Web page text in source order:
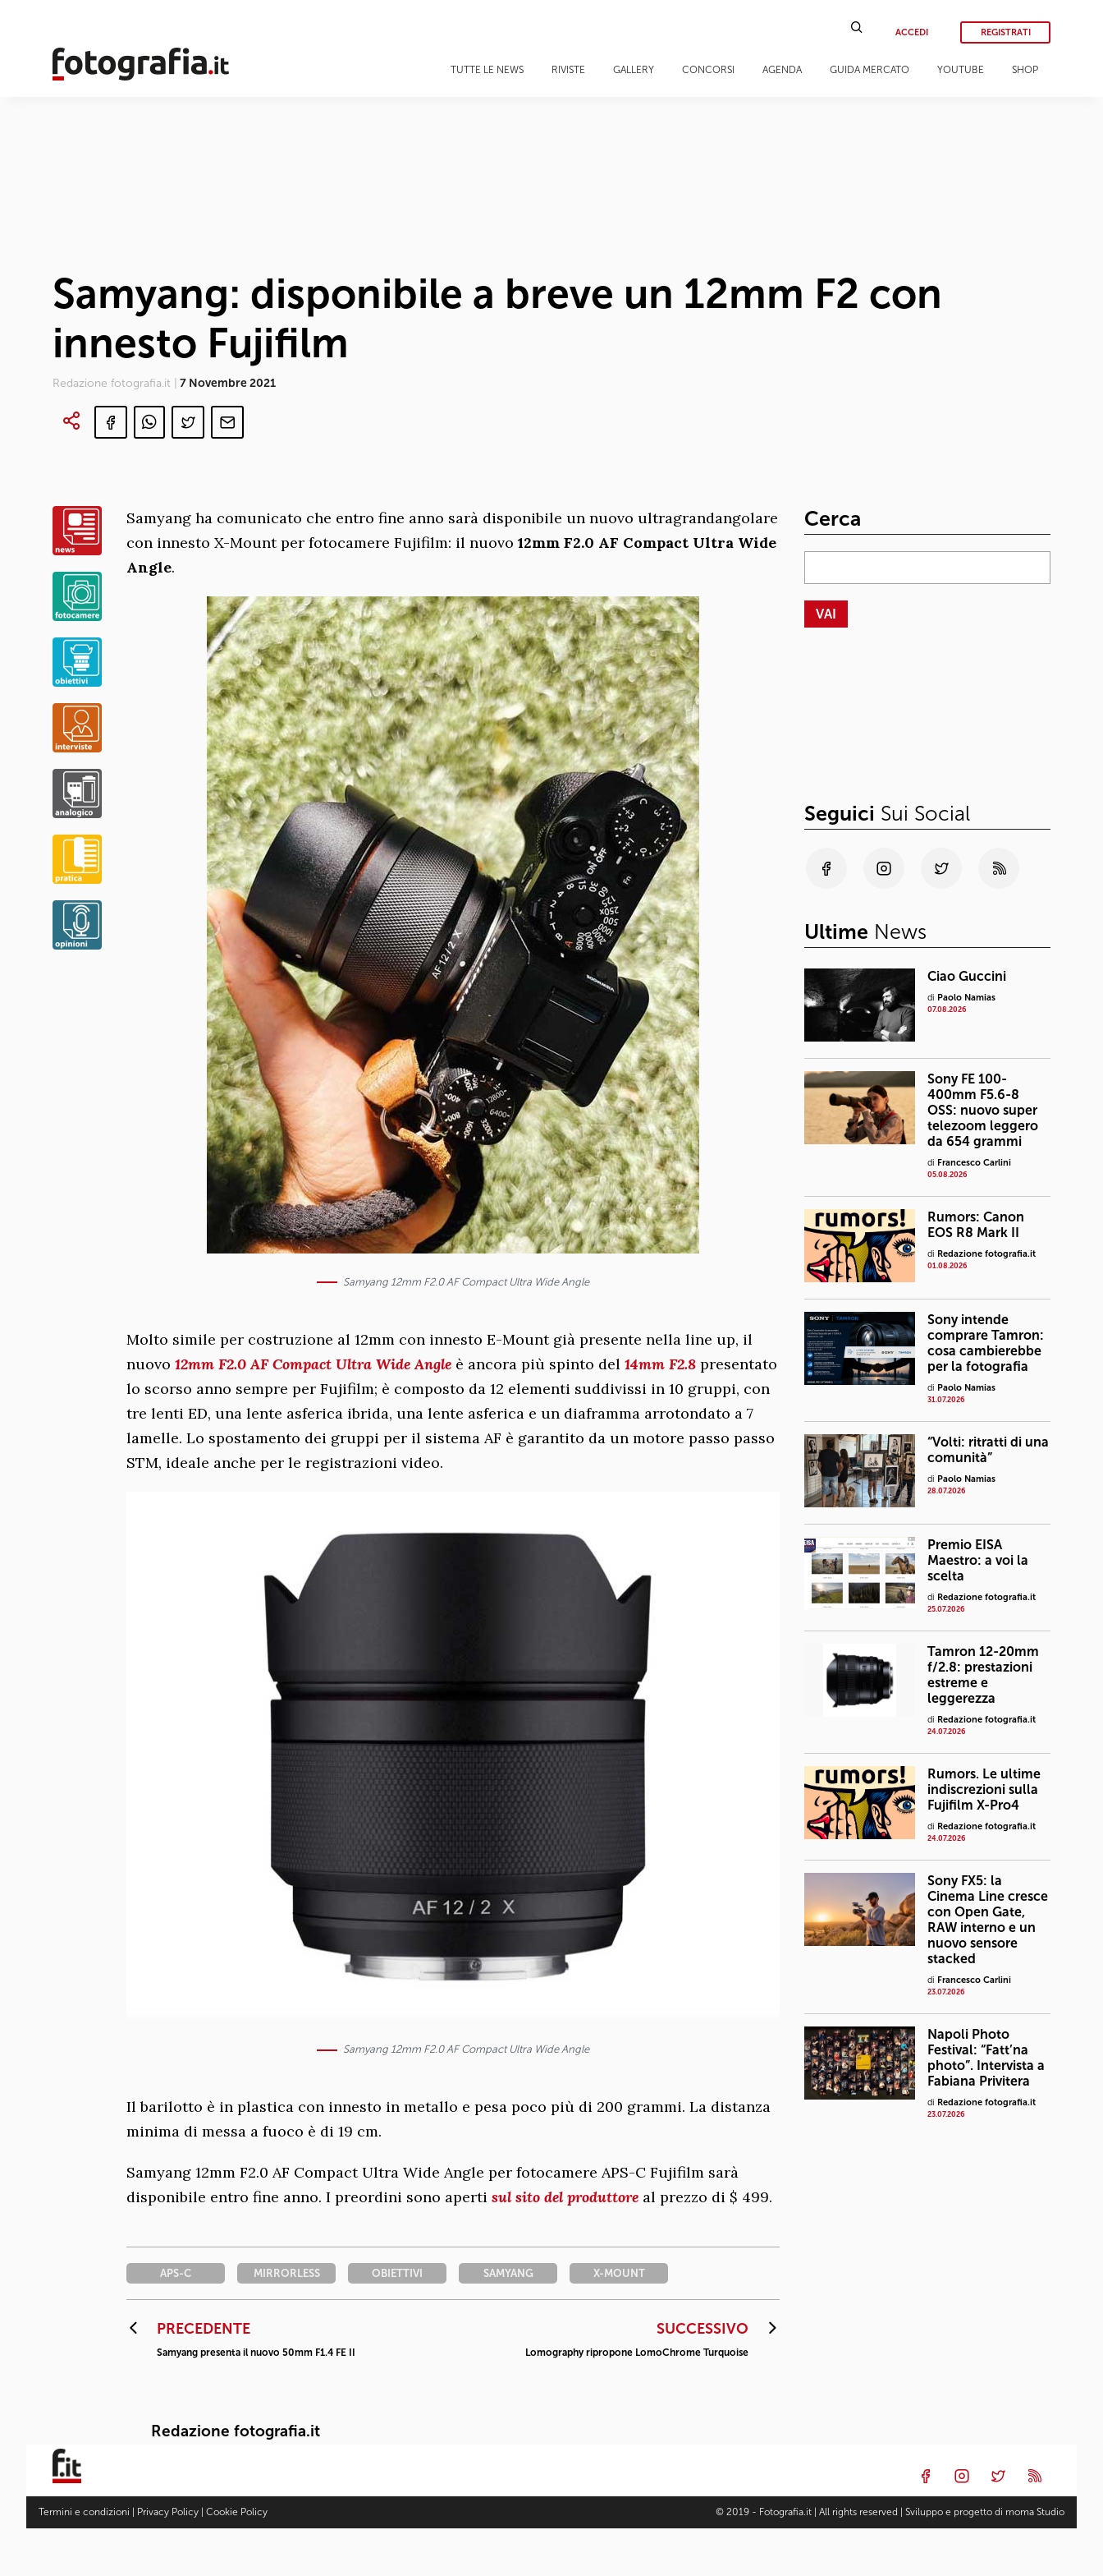
ACCEDI REGISTRATI
TUTTE LE NEWS RIVISTE GALLERY CONCORSI AGENDA GUIDA MERCATO YOUTUBE SHOP
Samyang: disponibile a breve un 12mm F2 con
innesto Fujifilm
Redazione fotografia.it | 7 Novembre 2021
Samyang ha comunicato che entro fine anno sarà disponibile un nuovo ultragrandangolare
con innesto X-Mount per fotocamere Fujifilm: il nuovo 12mm F2.0 AF Compact Ultra Wide
Angle.
Samyang 12mm F2.0 AF Compact Ultra Wide Angle
Molto simile per costruzione al 12mm con innesto E-Mount già presente nella line up, il
nuovo 12mm F2.0 AF Compact Ultra Wide Angle è ancora più spinto del 14mm F2.8 presentato
lo scorso anno sempre per Fujifilm; è composto da 12 elementi suddivissi in 10 gruppi, con
tre lenti ED, una lente asferica ibrida, una lente asferica e un diaframma arrotondato a 7
lamelle. Lo spostamento dei gruppi per il sistema AF è garantito da un motore passo passo
STM, ideale anche per le registrazioni video.
Samyang 12mm F2.0 AF Compact Ultra Wide Angle
Il barilotto è in plastica con innesto in metallo e pesa poco più di 200 grammi. La distanza
minima di messa a fuoco è di 19 cm.
Samyang 12mm F2.0 AF Compact Ultra Wide Angle per fotocamere APS-C Fujifilm sarà
disponibile entro fine anno. I preordini sono aperti sul sito del produttore al prezzo di $ 499.
APS-C MIRRORLESS OBIETTIVI SAMYANG X-MOUNT
PRECEDENTE
Samyang presenta il nuovo 50mm F1.4 FE II
SUCCESSIVO
Lomography ripropone LomoChrome Turquoise
Redazione fotografia.it
Cerca
Seguici Sui Social
Ultime News
Ciao Guccini
di Paolo Namias
07.08.2026
Sony FE 100-
400mm F5.6-8
OSS: nuovo super
telezoom leggero
da 654 grammi
di Francesco Carlini
05.08.2026
Rumors: Canon
EOS R8 Mark II
di Redazione fotografia.it
01.08.2026
Sony intende
comprare Tamron:
cosa cambierebbe
per la fotografia
di Paolo Namias
31.07.2026
“Volti: ritratti di una
comunità”
di Paolo Namias
28.07.2026
Premio EISA
Maestro: a voi la
scelta
di Redazione fotografia.it
25.07.2026
Tamron 12-20mm
f/2.8: prestazioni
estreme e
leggerezza
di Redazione fotografia.it
24.07.2026
Rumors. Le ultime
indiscrezioni sulla
Fujifilm X-Pro4
di Redazione fotografia.it
24.07.2026
Sony FX5: la
Cinema Line cresce
con Open Gate,
RAW interno e un
nuovo sensore
stacked
di Francesco Carlini
23.07.2026
Napoli Photo
Festival: “Fatt’na
photo”. Intervista a
Fabiana Privitera
di Redazione fotografia.it
23.07.2026
Termini e condizioni Privacy Policy Cookie Policy © 2019 - Fotografia.it | All rights reserved | Sviluppo e progetto di moma Studio